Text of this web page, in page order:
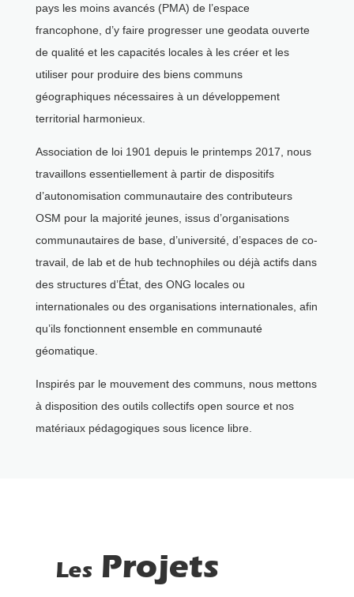
pays les moins avancés (PMA) de l’espace
francophone, d’y faire progresser une geodata ouverte
de qualité et les capacités locales à les créer et les
utiliser pour produire des biens communs
géographiques nécessaires à un développement
territorial harmonieux.
Association de loi 1901 depuis le printemps 2017, nous
travaillons essentiellement à partir de dispositifs
d’autonomisation communautaire des contributeurs
OSM pour la majorité jeunes, issus d’organisations
communautaires de base, d’université, d’espaces de co-
travail, de lab et de hub technophiles ou déjà actifs dans
des structures d’État, des ONG locales ou
internationales ou des organisations internationales, afin
qu’ils fonctionnent ensemble en communauté
géomatique.
Inspirés par le mouvement des communs, nous mettons
à disposition des outils collectifs open source et nos
matériaux pédagogiques sous licence libre.
Les Projets